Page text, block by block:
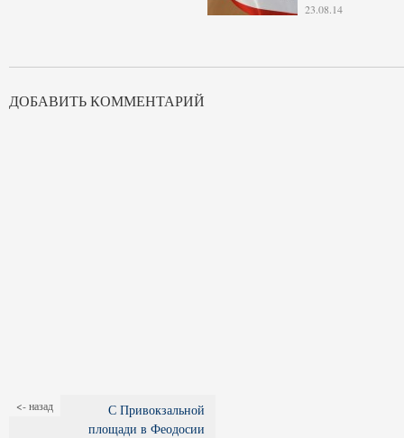
23.08.14
ДОБАВИТЬ КОММЕНТАРИЙ
<- назад
С Привокзальной
площади в Феодосии